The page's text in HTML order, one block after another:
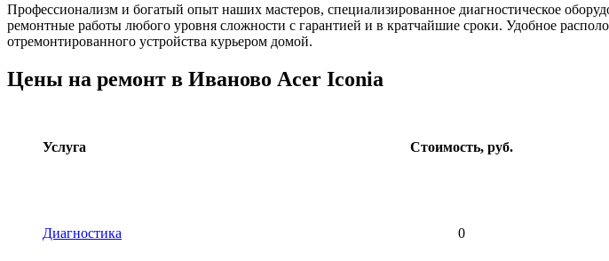
Профессионализм и богатый опыт наших мастеров, специализированное диагностическое
ремонтные работы любого уровня сложности с гарантией и в кратчайшие сроки. Удобное
отремонтированного устройства курьером домой.
Цены на ремонт в Иваново Acer Iconia
Услуга Стоимость, руб.
Диагностика 0